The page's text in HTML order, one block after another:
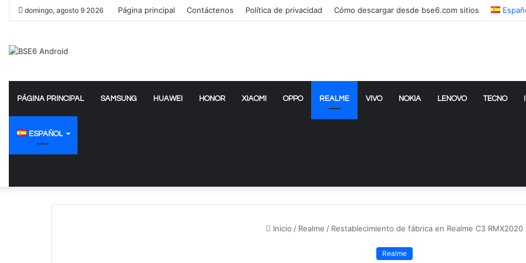
domingo, agosto 9 2026 Página principal Contáctenos Política de privacidad Cómo descargar desde bse6.com sitios
PÁGINA PRINCIPAL SAMSUNG HUAWEI HONOR XIAOMI OPPO REALME VIVO NOKIA LENOVO TECNO
ESPAÑOL
Inicio / Realme / Restablecimiento de fábrica en Realme C3 RMX2020
Realme